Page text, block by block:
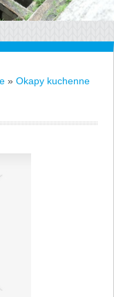
» Okapy kuchenne